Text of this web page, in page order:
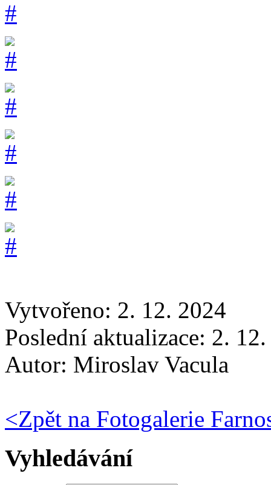
Vytvořeno: 2. 12. 2024
Poslední aktualizace: 2.
Autor: Miroslav Vacula
<Zpět na Fotogalerie
Vyhledávání